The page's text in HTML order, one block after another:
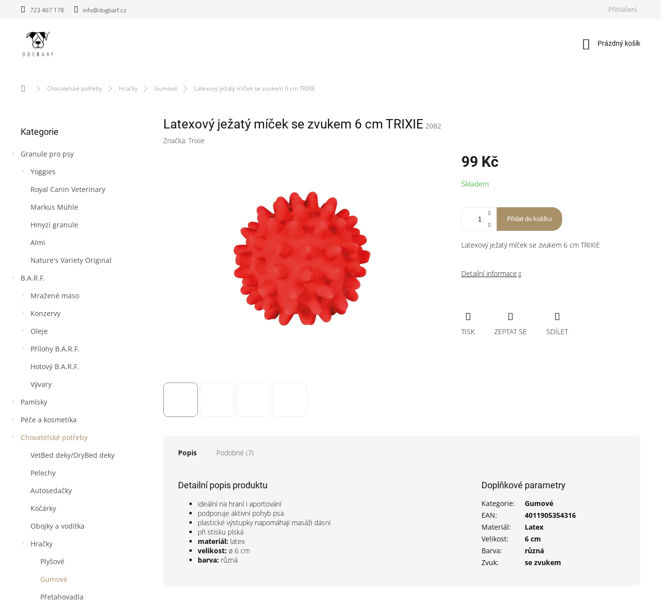
723 467 178 info@dogbarf.cz Přihlášení
Nákupní
Prázdný košík
Domů Chovatelské potřeby Hračky Gumové Latexový ježatý míček se zvukem 6 cm TRIXIE
s
r
a
kategorie
Kategorie
Granule pro psy
Yoggies
Royal Canin Veterinary
Markus Mühle
Hmyzí granule
Almi
Nature's Variety Original
B.A.R.F.
Mražené maso
Konzervy
Oleje
Přílohy B.A.R.F.
Hotový B.A.R.F.
Vývary
Pamlsky
Péče a kosmetika
Chovatelské potřeby
VetBed deky/DryBed deky
Pelechy
Autosedačky
Kočárky
Obojky a vodítka
Hračky
Plyšové
Gumové
Přetahovadla
Latexový ježatý míček se zvukem 6 cm TRIXIE 2082
Značka: Trixie
99 Kč
cena:
Skladem
Přidat do košíku
Latexový ježatý míček se zvukem 6 cm TRIXIE
Detailní informace
TISK ZEPTAT SE SDÍLET
Popis Podobné (7)
Detailní popis produktu
ideální na hraní i aportování
podporuje aktivní pohyb psa
plastické výstupky napomáhají masáži dásní
při stisku píská
materiál: latex
velikost: ø 6 cm
barva: různá
Doplňkové parametry
Kategorie:
Gumové
EAN:
4011905354316
Materiál:
Latex
Velikost:
6 cm
Barva:
různá
Zvuk: se zvukem